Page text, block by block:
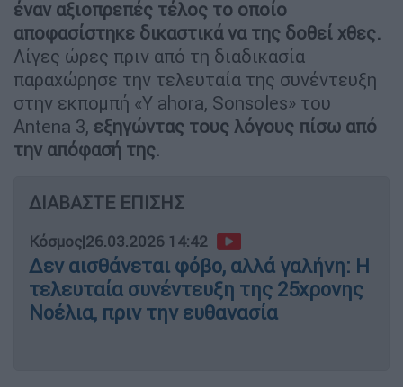
έναν αξιοπρεπές τέλος το οποίο
αποφασίστηκε δικαστικά να της δοθεί χθες.
Λίγες ώρες πριν από τη διαδικασία
παραχώρησε την τελευταία της συνέντευξη
στην εκπομπή «Y ahora, Sonsoles» του
Antena 3, εξηγώντας τους λόγους πίσω από
την απόφασή της.
ΔΙΑΒΑΣΤΕ ΕΠΙΣΗΣ
Κόσμος|26.03.2026 14:42
Δεν αισθάνεται φόβο, αλλά γαλήνη: Η
τελευταία συνέντευξη της 25χρονης
Νοέλια, πριν την ευθανασία